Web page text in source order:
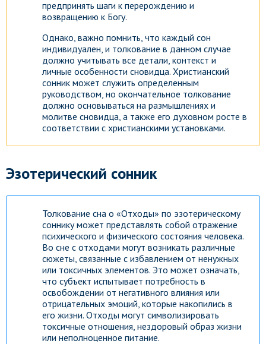
предпринять шаги к перерождению и
возвращению к Богу.
Однако, важно помнить, что каждый сон
индивидуален, и толкование в данном случае
должно учитывать все детали, контекст и
личные особенности сновидца. Христианский
сонник может служить определенным
руководством, но окончательное толкование
должно основываться на размышлениях и
молитве сновидца, а также его духовном росте в
соответствии с христианскими установками.
Эзотерический сонник
Толкование сна о «Отходы» по эзотерическому
соннику может представлять собой отражение
психического и физического состояния человека.
Во сне с отходами могут возникать различные
сюжеты, связанные с избавлением от ненужных
или токсичных элементов. Это может означать,
что субъект испытывает потребность в
освобождении от негативного влияния или
отрицательных эмоций, которые накопились в
его жизни. Отходы могут символизировать
токсичные отношения, нездоровый образ жизни
или неполноценное питание.